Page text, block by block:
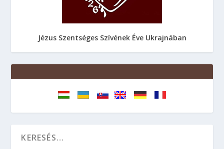
Jézus Szentséges Szívének Éve Ukrajnában